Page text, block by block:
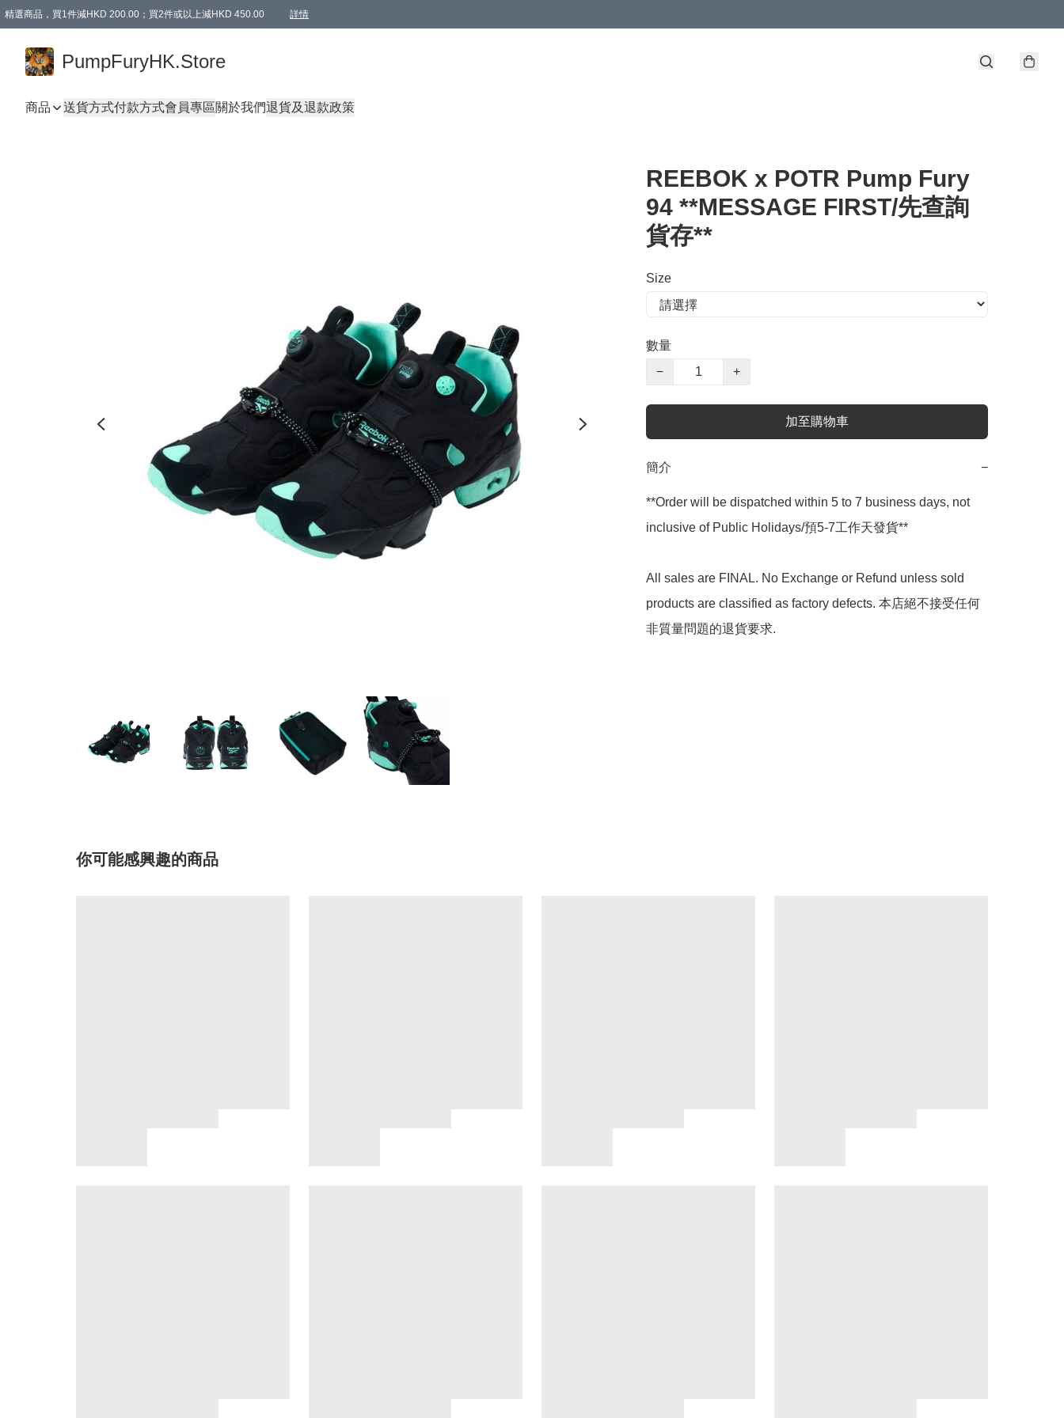
精選商品，買1件減HKD 200.00；買2件或以上減HKD 450.00 詳情
PumpFuryHK.Store
商品 送貨方式付款方式會員專區關於我們退貨及退款政策
REEBOK x POTR Pump Fury
94 **MESSAGE FIRST/先查詢
貨存**
Size
數量
−
+
加至購物車
簡介 −
**Order will be dispatched within 5 to 7 business days, not
inclusive of Public Holidays/預5-7工作天發貨**
All sales are FINAL. No Exchange or Refund unless sold
products are classified as factory defects. 本店絕不接受任何
非質量問題的退貨要求.
你可能感興趣的商品